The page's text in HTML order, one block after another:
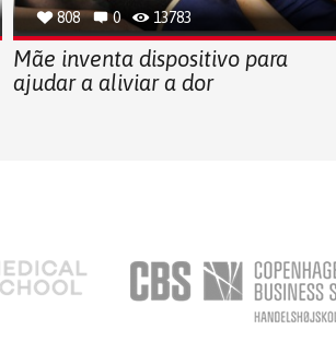
808 0 13783
Mãe inventa dispositivo para
ajudar a aliviar a dor